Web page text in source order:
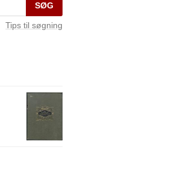
SØG
Tips til søgning